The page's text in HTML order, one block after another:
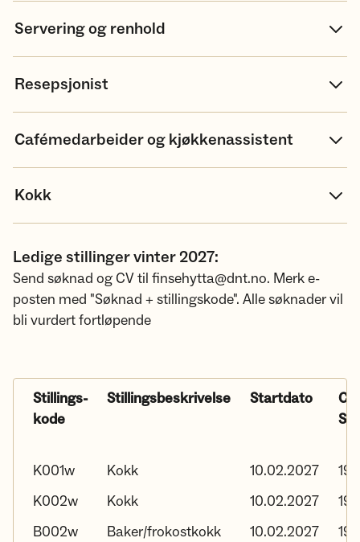
Servering og renhold
Resepsjonist
Cafémedarbeider og kjøkkenassistent
Kokk
Ledige stillinger vinter 2027:
Send søknad og CV til finsehytta@dnt.no. Merk e-
posten med "Søknad + stillingskode". Alle søknader vil
bli vurdert fortløpende
Stillings-
kode
Stillingsbeskrivelse Startdato
Ca.
K001w Kokk 10.02.2027
K002w
Kokk 10.02.2027
B002w
Baker/frokostkokk 10.02.2027